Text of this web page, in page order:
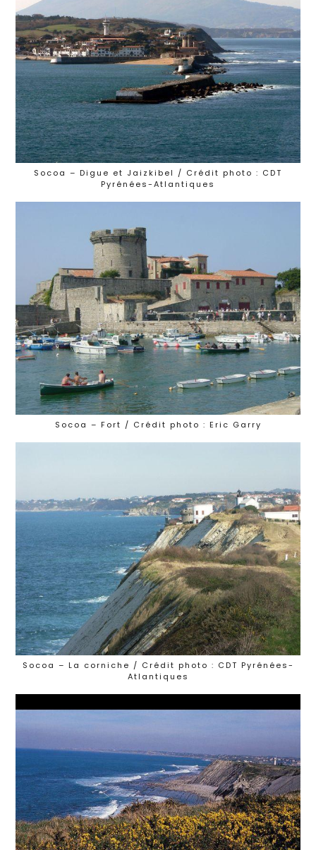
Socoa – Digue et Jaizkibel / Crédit photo : CDT
Pyrénées-Atlantiques
Socoa – Fort / Crédit photo : Eric Garry
Socoa – La corniche / Crédit photo : CDT Pyrénées-
Atlantiques